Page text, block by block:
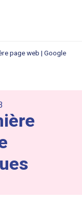
page web | Google